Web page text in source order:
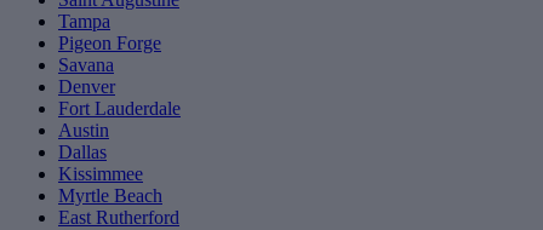
Tampa
Pigeon Forge
Savana
Denver
Fort Lauderdale
Austin
Dallas
Kissimmee
Myrtle Beach
East Rutherford